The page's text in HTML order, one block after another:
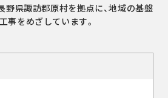
野県諏訪郡原村を拠点に、地域の基盤
事をめざしています。